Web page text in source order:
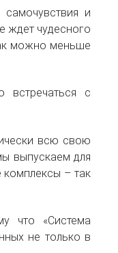
и
ждет чудесного
можно меньше
встречаться с
всю свою
выпускаем для
комплексы – так
что «Система
не только в